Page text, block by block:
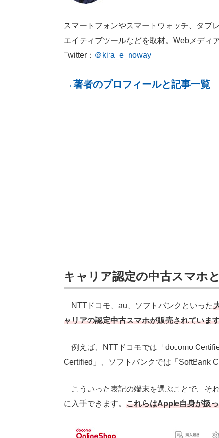
スマートフォンやスマートウォッチ、タブ
エイティブツールなどを取材。Webメディ
Twitter： ＠kira_e_noway
→著者のプロフィールと記事一覧
キャリア認定の中古スマホ
NTTドコモ、au、ソフトバンクといった
ャリアの認定中古スマホが販売されていま
例えば、NTTドコモでは「docomo
Certified」、ソフトバンクでは「SoftBank
こういった表記の端末を選ぶことで、そ
に入手できます。 これらはApple自身が扱